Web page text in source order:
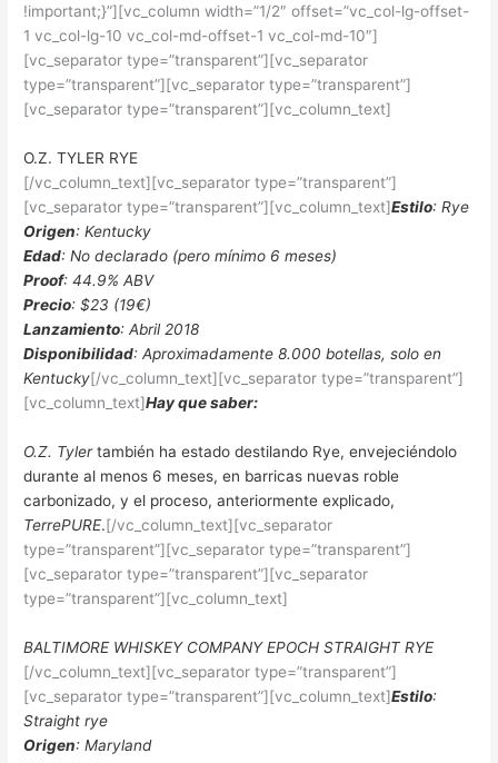
!important;}”][vc_column width=”1/2″ offset=”vc_col-lg-offset-
1 vc_col-lg-10 vc_col-md-offset-1 vc_col-md-10″]
[vc_separator type=”transparent”][vc_separator
type=”transparent”][vc_separator type=”transparent”]
[vc_separator type=”transparent”][vc_column_text]
O.Z. TYLER RYE
[/vc_column_text][vc_separator type=”transparent”]
[vc_separator type=”transparent”][vc_column_text]Estilo: Rye
Origen: Kentucky
Edad: No declarado (pero mínimo 6 meses)
Proof: 44.9% ABV
Precio: $23 (19€)
Lanzamiento: Abril 2018
Disponibilidad: Aproximadamente 8.000 botellas, solo en
Kentucky[/vc_column_text][vc_separator type=”transparent”]
[vc_column_text]Hay que saber:
O.Z. Tylertambién ha estado destilando Rye, envejeciéndolo
durante al menos 6 meses, en barricas nuevas roble
carbonizado, y el proceso, anteriormente explicado,
TerrePURE.[/vc_column_text][vc_separator
type=”transparent”][vc_separator type=”transparent”]
[vc_separator type=”transparent”][vc_separator
type=”transparent”][vc_column_text]
BALTIMORE WHISKEY COMPANY EPOCH STRAIGHT RYE
[/vc_column_text][vc_separator type=”transparent”]
[vc_separator type=”transparent”][vc_column_text]Estilo:
Straight rye
Origen: Maryland